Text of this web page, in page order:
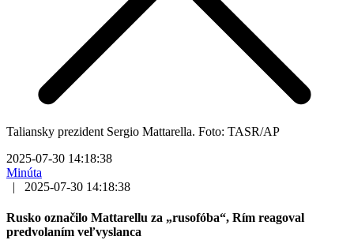
Taliansky prezident Sergio Mattarella. Foto: TASR/AP
2025-07-30 14:18:38
Minúta
|
2025-07-30 14:18:38
Rusko označilo Mattarellu za „rusofóba“, Rím reagoval
predvolaním veľvyslanca